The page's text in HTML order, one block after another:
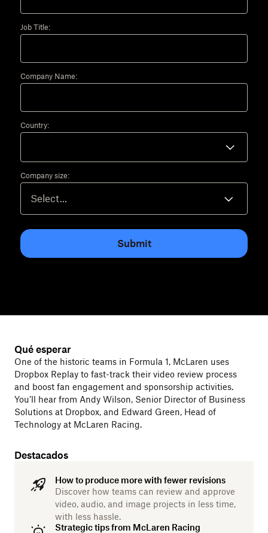
Job Title:
Company Name:
Country:
Company size:
Submit
Qué esperar
One of the historic teams in Formula 1, McLaren uses
Dropbox Replay to fast-track their video review process
and boost fan engagement and sponsorship activities.
You’ll hear from Andy Wilson, Senior Director of Business
Solutions at Dropbox, and Edward Green, Head of
Technology at McLaren Racing.
Destacados
How to produce more with fewer revisions
Discover how teams can review and approve
video, audio, and image projects in less time,
with less hassle.
Strategic tips from McLaren Racing